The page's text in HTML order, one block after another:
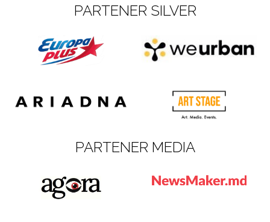
PARTENER SILVER
PARTENER MEDIA